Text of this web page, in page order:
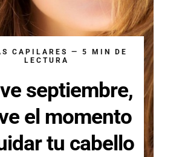
CAPILARES — 5 MIN DE
LECTURA
septiembre,
el momento
tu cabello